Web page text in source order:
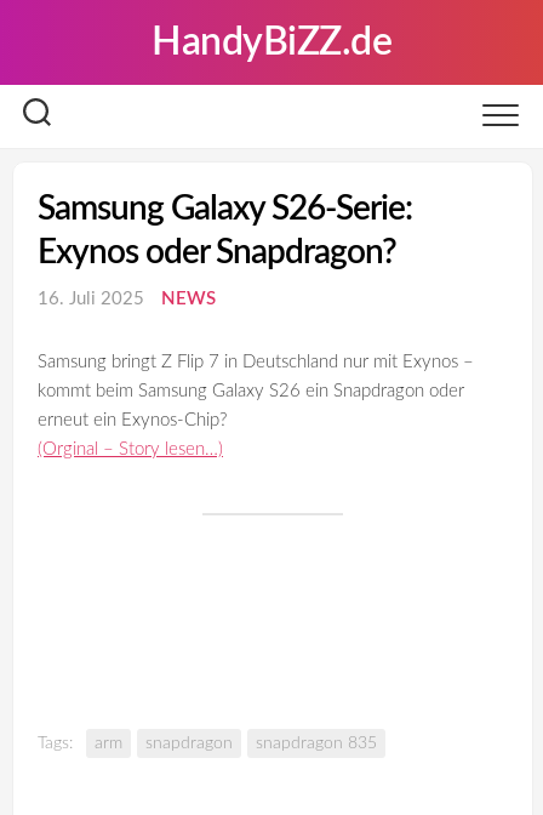
HandyBiZZ.de
Samsung Galaxy S26-Serie:
Exynos oder Snapdragon?
16. Juli 2025 NEWS
Samsung bringt Z Flip 7 in Deutschland nur mit Exynos –
kommt beim Samsung Galaxy S26 ein Snapdragon oder
erneut ein Exynos-Chip?
(Orginal – Story lesen…)
Tags: arm snapdragon snapdragon 835